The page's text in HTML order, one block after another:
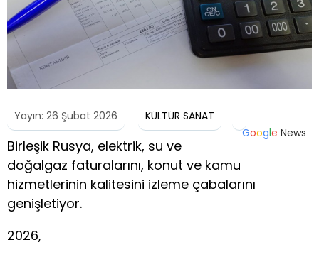
Yayın: 26 Şubat 2026
KÜLTÜR SANAT
Google News
Birleşik Rusya, elektrik, su ve
doğalgaz faturalarını, konut ve kamu
hizmetlerinin kalitesini izleme çabalarını
genişletiyor.
2026,